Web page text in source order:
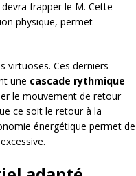
frapper le M. Cette
physique, permet
virtuoses. Ces derniers
une cascade rythmique
le mouvement de retour
ce soit le retour à la
énergétique permet de